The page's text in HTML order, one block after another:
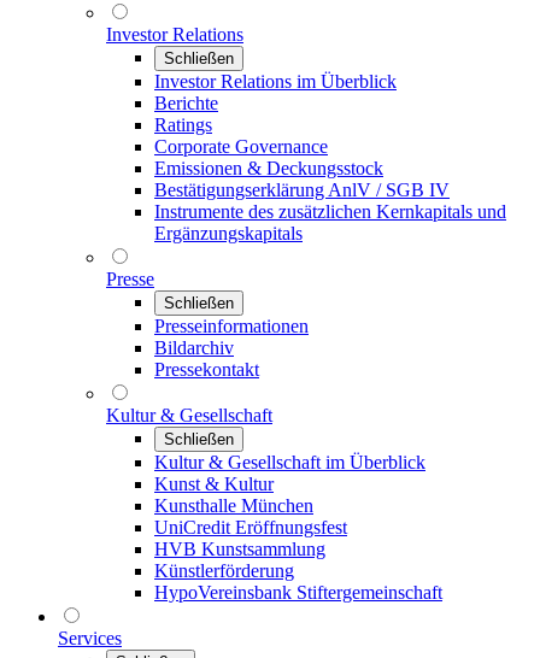
Investor Relations
Schließen
Investor Relations im Überblick
Berichte
Ratings
Corporate Governance
Emissionen & Deckungsstock
Bestätigungserklärung AnlV / SGB IV
Instrumente des zusätzlichen Kernkapitals und
Ergänzungskapitals
Presse
Schließen
Presseinformationen
Bildarchiv
Pressekontakt
Kultur & Gesellschaft
Schließen
Kultur & Gesellschaft im Überblick
Kunst & Kultur
Kunsthalle München
UniCredit Eröffnungsfest
HVB Kunstsammlung
Künstlerförderung
HypoVereinsbank Stiftergemeinschaft
Services